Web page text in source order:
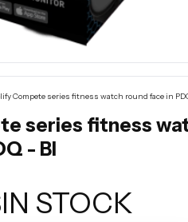
Compete series fitness watch round face in
series fitness
- Bl
STOCK